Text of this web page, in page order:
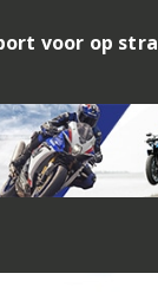
voor op